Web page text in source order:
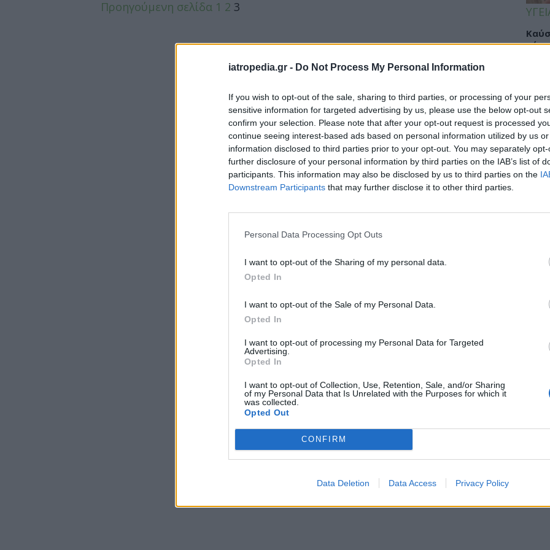
iatropedia.gr - Do Not Process My Personal Information
If you wish to opt-out of the sale, sharing to third parties, or processing of your
sensitive information for targeted advertising by us, please use the below opt-out
confirm your selection. Please note that after your opt-out request is processed
continue seeing interest-based ads based on personal information utilized by us
information disclosed to third parties prior to your opt-out. You may separately
further disclosure of your personal information by third parties on the IAB’s list of
participants. This information may also be disclosed by us to third parties on the
Downstream Participants that may further disclose it to other third parties.
Personal Data Processing Opt Outs
I want to opt-out of the Sharing of my personal data.
Opted In
I want to opt-out of the Sale of my Personal Data.
Opted In
I want to opt-out of processing my Personal Data for Targeted
Advertising.
Opted In
I want to opt-out of Collection, Use, Retention, Sale, and/or Sharing
of my Personal Data that Is Unrelated with the Purposes for which it
was collected.
Opted Out
CONFIRM
Data Deletion Data Access Privacy Policy
Προηγούμενη σελίδα 1 2 3